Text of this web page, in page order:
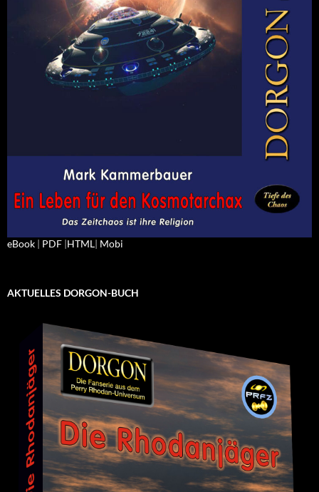
eBook | PDF |HTML| Mobi
AKTUELLES DORGON-BUCH